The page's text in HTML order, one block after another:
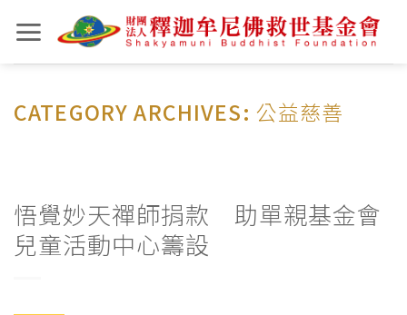
to
content
CATEGORY ARCHIVES: 公益慈善
悟覺妙天禪師捐款 助單親基金會
兒童活動中心籌設